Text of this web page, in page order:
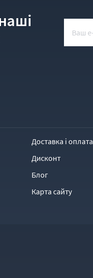
Доставка і оплата
Дисконт
Блог
Карта сайту